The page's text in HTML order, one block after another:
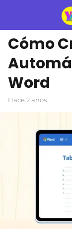
Cómo
Word
hace 2 años